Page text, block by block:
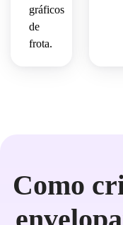
gráficos
de
frota.
Como